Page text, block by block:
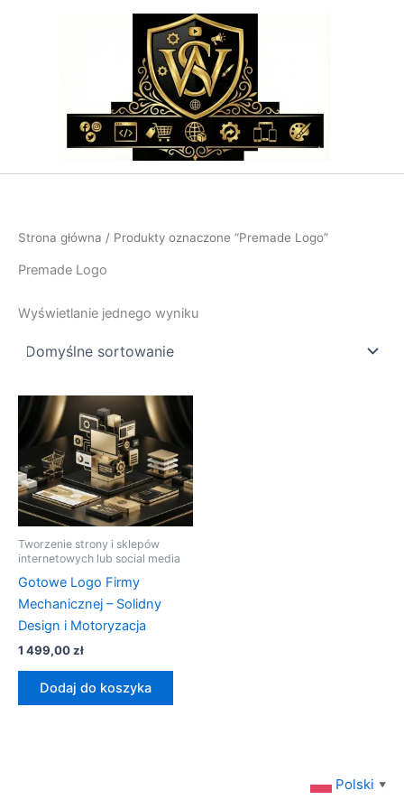
Strona główna / Produkty oznaczone “Premade Logo”
Premade Logo
Wyświetlanie jednego wyniku
Tworzenie strony i sklepów
internetowych lub social media
Gotowe Logo Firmy
Mechanicznej – Solidny
Design i Motoryzacja
1 499,00zł
Dodaj do koszyka
Polski ▼